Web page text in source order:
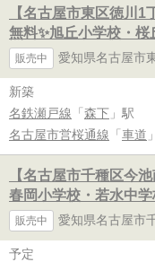
【名古屋市東区徳川
無料✨️旭丘小学校・桜
販売中 愛知県名古屋市
新築
名鉄瀬戸線 「 森下 」駅
名古屋市営桜通線 「 車道
【名古屋市千種区今
春岡小学校・若水中学
販売中 愛知県名古屋市
予定